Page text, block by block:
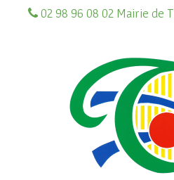
02 98 96 08 02 Mairie de